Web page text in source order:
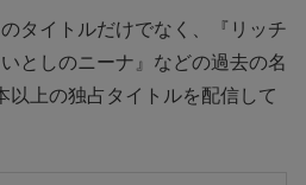
タイトルだけでなく、『リッチ
としのニーナ』などの過去の名
以上の独占タイトルを配信して